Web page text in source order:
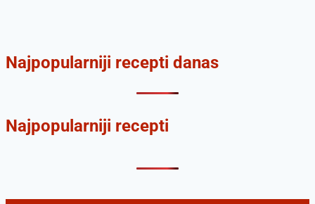
Najpopularniji recepti danas
Najpopularniji recepti